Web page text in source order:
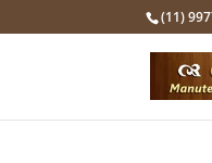
(11)